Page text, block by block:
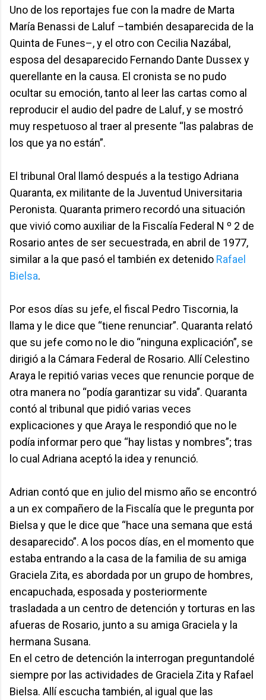
Uno de los reportajes fue con la madre de Marta
María Benassi de Laluf –también desaparecida de la
Quinta de Funes–, y el otro con Cecilia Nazábal,
esposa del desaparecido Fernando Dante Dussex y
querellante en la causa. El cronista se no pudo
ocultar su emoción, tanto al leer las cartas como al
reproducir el audio del padre de Laluf, y se mostró
muy respetuoso al traer al presente “las palabras de
los que ya no están”.
El tribunal Oral llamó después a la testigo Adriana
Quaranta, ex militante de la Juventud Universitaria
Peronista. Quaranta primero recordó una situación
que vivió como auxiliar de la Fiscalía Federal N º 2 de
Rosario antes de ser secuestrada, en abril de 1977,
similar a la que pasó el también ex detenido Rafael
Bielsa.
Por esos días su jefe, el fiscal Pedro Tiscornia, la
llama y le dice que “tiene renunciar”. Quaranta relató
que su jefe como no le dio “ninguna explicación”, se
dirigió a la Cámara Federal de Rosario. Allí Celestino
Araya le repitió varias veces que renuncie porque de
otra manera no “podía garantizar su vida”. Quaranta
contó al tribunal que pidió varias veces
explicaciones y que Araya le respondió que no le
podía informar pero que “hay listas y nombres”; tras
lo cual Adriana aceptó la idea y renunció.
Adrian contó que en julio del mismo año se encontró
a un ex compañero de la Fiscalía que le pregunta por
Bielsa y que le dice que “hace una semana que está
desaparecido”. A los pocos días, en el momento que
estaba entrando a la casa de la familia de su amiga
Graciela Zita, es abordada por un grupo de hombres,
encapuchada, esposada y posteriormente
trasladada a un centro de detención y torturas en las
afueras de Rosario, junto a su amiga Graciela y la
hermana Susana.
En el cetro de detención la interrogan preguntandolé
siempre por las actividades de Graciela Zita y Rafael
Bielsa. Allí escucha también, al igual que las